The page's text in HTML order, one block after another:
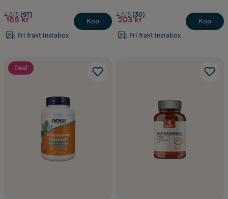
4.8/5 (97)
165 kr
Fri frakt Instabox
Köp
4.8/5 (30)
203 kr
Fri frakt Instabox
Köp
Deal